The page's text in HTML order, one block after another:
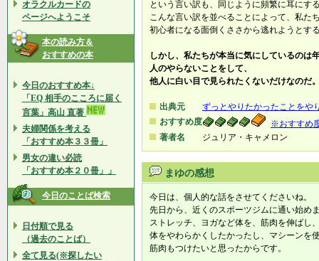
オラクルカードの
ページへようこそ
本の読み方＆
おすすめの本
今日のおすすめ本↓
「EQ 相手のこころに届く
言葉」高山 直著
夫婦関係を考える
「おすすめ本３３冊」
男女の違い必読
「おすすめ本２０冊」」
今日のことば検索
日付順で見る
（過去のことば）
全て見る(※探したい
という言い訳も、同じように頻繁に耳にす
こんな言い訳を並べることによって、私た
初心者になる面倒くささから逃れようとす
しかし、私たちが本当に気にしているのは
人のやらないことをして、
他人に白い目で見られたくないだけなのだ
出典元
ずっとやりたかったことをや
おすすめ度
※おすすめ
著者名
ジュリア・キャメロン
まゆの感想
今日は、個人的な話をさせてくださいね。
先日から、近くのスポーツジムに通い始め
ストレッチ、ヨガなど体を、筋肉を伸ばし
体をやわらかくしたかったし、マシーンを
筋肉もつけたいと思ったからです。